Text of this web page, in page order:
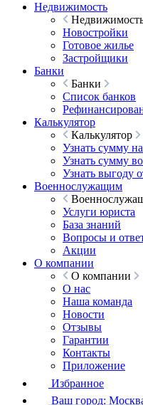
Недвижимость
Новостройки
Готовое жилье
Застройщики
Банки
Банки
Список банков
Калькулятор
Калькулятор
Узнать сумму
Узнать сумму
Узнать выгоду
Военнослужащим
Услуги юриста
База знаний
Вопросы и
Акции
О компании
О компании
О нас
Наша команда
Новости
Отзывы
Гарантии
Контакты
Приложение
Избранное
Ваш город: